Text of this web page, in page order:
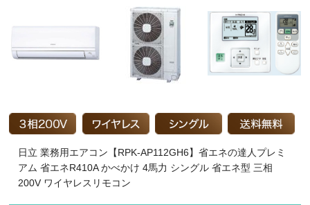
日立 業務用エアコン【RPK-AP112GH6】省エネの達人プレミ
アム 省エネR410A かべかけ 4馬力 シングル 省エネ型 三相
200V ワイヤレスリモコン